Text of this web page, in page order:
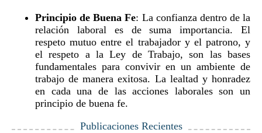
Principio de Buena Fe: La confianza dentro de la
relación laboral es de suma importancia. El
respeto mutuo entre el trabajador y el patrono, y
el respeto a la Ley de Trabajo, son las bases
fundamentales para convivir en un ambiente de
trabajo de manera exitosa. La lealtad y honradez
en cada una de las acciones laborales son un
principio de buena fe.
Publicaciones Recientes